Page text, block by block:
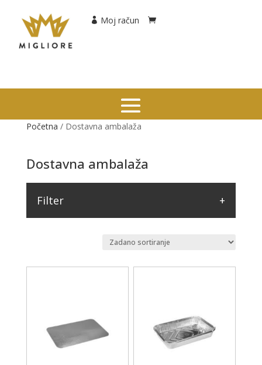
Moj račun
Početna / Dostavna ambalaža
Dostavna ambalaža
Filter